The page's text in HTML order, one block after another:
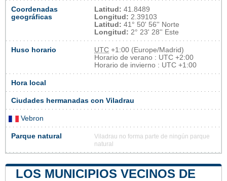
Coordenadas
geográficas
Latitud: 41.8489
Longitud: 2.39103
Latitud: 41° 50' 56'' Norte
Longitud: 2° 23' 28'' Este
Huso horario UTC +1:00 (Europe/Madrid)
Horario de verano : UTC +2:00
Horario de invierno : UTC +1:00
Hora local
Ciudades hermanadas con Viladrau
Vebron
Parque natural
Viladrau no forma parte de ningún parque
natural
LOS MUNICIPIOS VECINOS DE